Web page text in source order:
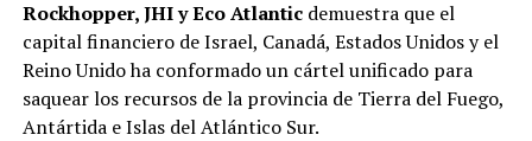
Rockhopper, JHI y Eco Atlantic demuestra que el
capital financiero de Israel, Canadá, Estados Unidos y el
Reino Unido ha conformado un cártel unificado para
saquear los recursos de la provincia de Tierra del Fuego,
Antártida e Islas del Atlántico Sur.